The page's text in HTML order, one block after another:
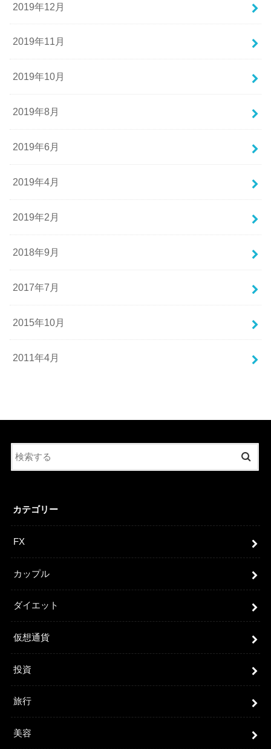
2019年12月
2019年11月
2019年10月
2019年8月
2019年6月
2019年4月
2019年2月
2018年9月
2017年7月
2015年10月
2011年4月
カテゴリー
FX
カップル
ダイエット
仮想通貨
投資
旅行
美容